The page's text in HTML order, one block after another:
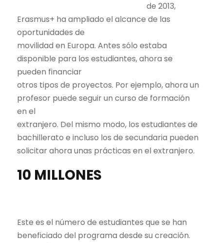
de 2013,
Erasmus+ ha ampliado el alcance de las
oportunidades de
movilidad en Europa. Antes sólo estaba
disponible para los estudiantes, ahora se
pueden financiar
otros tipos de proyectos. Por ejemplo, ahora un
profesor puede seguir un curso de formación
en el
extranjero. Del mismo modo, los estudiantes de
bachillerato e incluso los de secundaria pueden
solicitar ahora unas prácticas en el extranjero.
10 MILLONES
Este es el número de estudiantes que se han
beneficiado del programa desde su creación.